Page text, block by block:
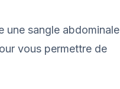
une sangle abdominale
vous permettre de